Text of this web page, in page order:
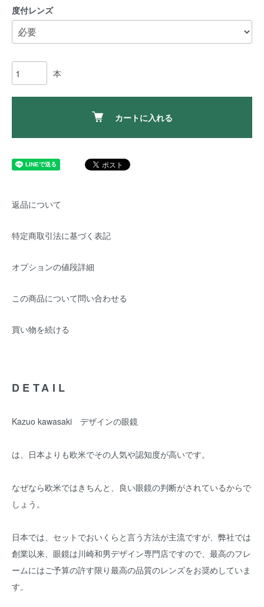
度付レンズ
本
カートに入れる
返品について
特定商取引法に基づく表記
オプションの値段詳細
この商品について問い合わせる
買い物を続ける
DETAIL
Kazuo kawasaki デザインの眼鏡
は、日本よりも欧米でその人気や認知度が高いです。
なぜなら欧米ではきちんと、良い眼鏡の判断がされているからで
しょう。
日本では、セットでおいくらと言う方法が主流ですが、弊社では
創業以来、眼鏡は川崎和男デザイン専門店ですので、最高のフレ
ームにはご予算の許す限り最高の品質のレンズをお奨めしていま
す。